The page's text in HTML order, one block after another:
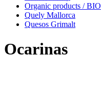
Organic products / BIO
Quely Mallorca
Quesos Grimalt
Ocarinas